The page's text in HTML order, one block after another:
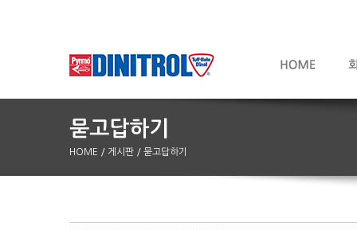
HOME / 게시판 / 묻고답하기